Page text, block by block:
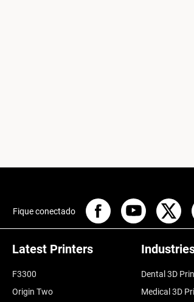
Latest Printers
F3300
Origin Two
Dental 3D
Medical 3D
Fique conectado